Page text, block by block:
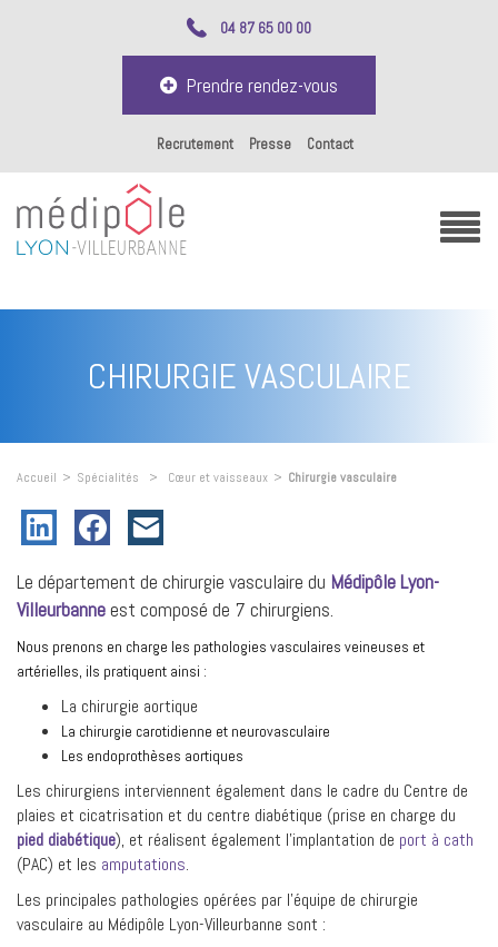
04 87 65 00 00
Prendre rendez-vous
Recrutement Presse Contact
CHIRURGIE VASCULAIRE
Accueil > Spécialités > Cœur et vaisseaux > Chirurgie vasculaire
Le département de chirurgie vasculaire du Médipôle Lyon-
Villeurbanneest composé de 7 chirurgiens.
Nous prenons en charge les pathologies vasculaires veineuses et
artérielles, ils pratiquent ainsi :
La chirurgie aortique
La chirurgie carotidienne et neurovasculaire
Les endoprothèses aortiques
Les chirurgiens interviennent également dans le cadre du Centre de
plaies et cicatrisation et du centre diabétique (prise en charge du
pied diabétique), et réalisent également l’implantation de port à cath
(PAC) et les amputations.
Les principales pathologies opérées par l'équipe de chirurgie
vasculaire au Médipôle Lyon-Villeurbanne sont :